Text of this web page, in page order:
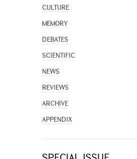
CULTURE
MEMORY
DEBATES
SCIENTIFIC
NEWS
REVIEWS
ARCHIVE
APPENDIX